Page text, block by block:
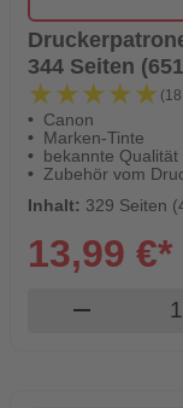
344 Seiten
★★★★★
★★★★★
Canon
Marken-Tinte
bekannte Qualität
Zubehör vom
Inhalt: 329 Seiten
13,99 €*
remove